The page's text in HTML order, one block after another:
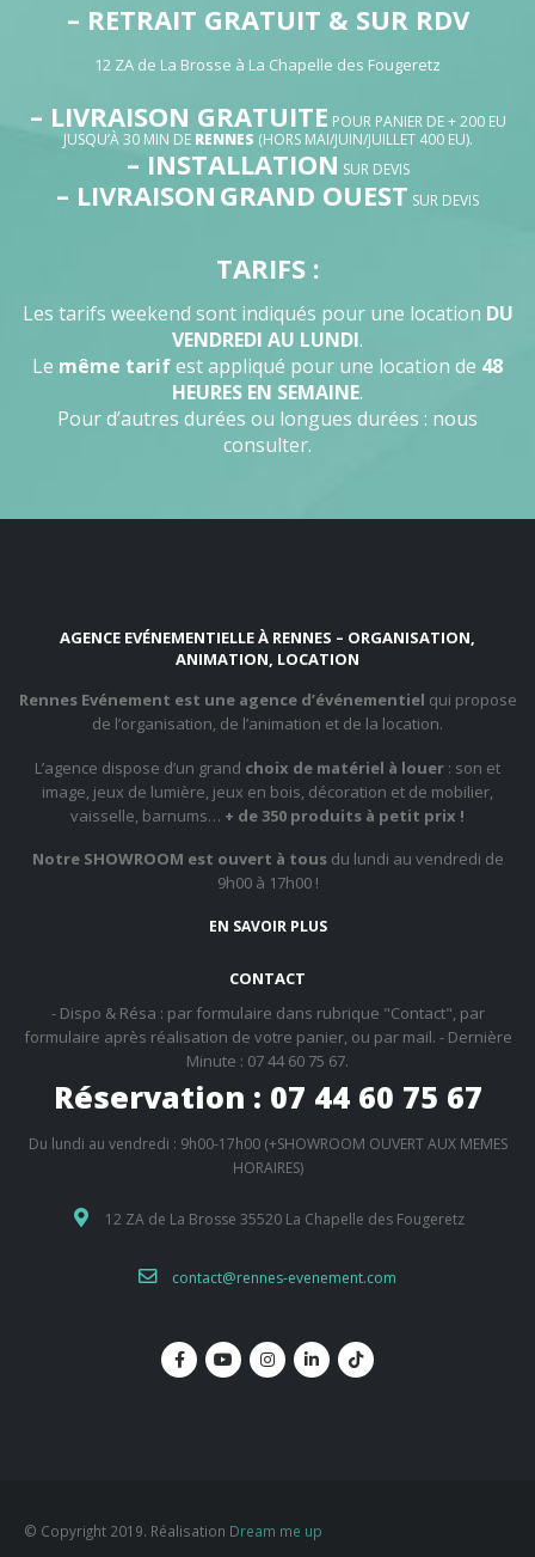
– RETRAIT GRATUIT & SUR RDV
12 ZA de La Brosse à La Chapelle des Fougeretz
– LIVRAISON GRATUITE POUR PANIER DE + 200 EU
JUSQU’À 30 MIN DE RENNES (HORS MAI/JUIN/JUILLET 400 EU).
– INSTALLATION SUR DEVIS
– LIVRAISON GRAND OUEST SUR DEVIS
TARIFS :
Les tarifs weekend sont indiqués pour une location DU
VENDREDI AU LUNDI.
Le même tarifest appliqué pour une location de 48
HEURES EN SEMAINE.
Pour d’autres durées ou longues durées : nous
consulter.
AGENCE EVÉNEMENTIELLE À RENNES – ORGANISATION,
ANIMATION, LOCATION
Rennes Evénement est une agence d’événementiel qui propose
de l’organisation, de l’animation et de la location.
L’agence dispose d’un grand choix de matériel à louer : son et
image, jeux de lumière, jeux en bois, décoration et de mobilier,
vaisselle, barnums… + de 350 produits à petit prix !
Notre SHOWROOM est ouvert à tousdu lundi au vendredi de
9h00 à 17h00 !
EN SAVOIR PLUS
CONTACT
- Dispo & Résa : par formulaire dans rubrique "Contact", par
formulaire après réalisation de votre panier, ou par mail. - Dernière
Minute : 07 44 60 75 67.
Réservation : 07 44 60 75 67
Du lundi au vendredi : 9h00-17h00 (+SHOWROOM OUVERT AUX MEMES
HORAIRES)
12 ZA de La Brosse 35520 La Chapelle des Fougeretz
contact@rennes-evenement.com
© Copyright 2019. Réalisation Dream me up